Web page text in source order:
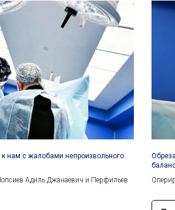
к нам с жалобами непроизвольного
Адиль Джанаевич и Перфильев